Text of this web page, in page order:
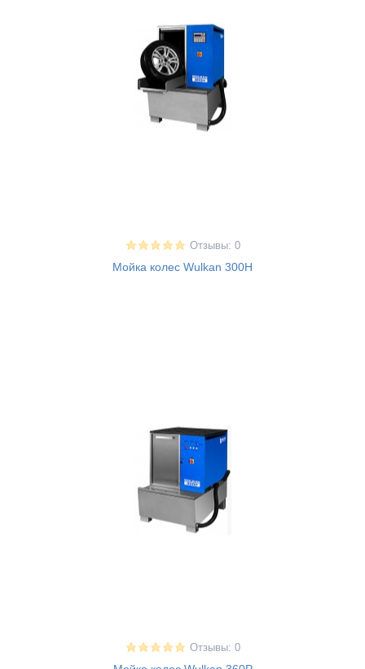
Отзывы: 0
Мойка колес Wulkan 300H
Отзывы: 0